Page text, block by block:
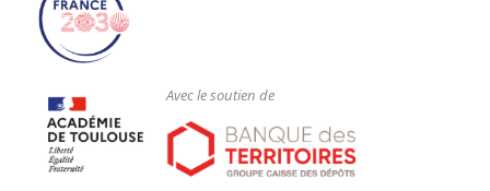
Avec le soutien de